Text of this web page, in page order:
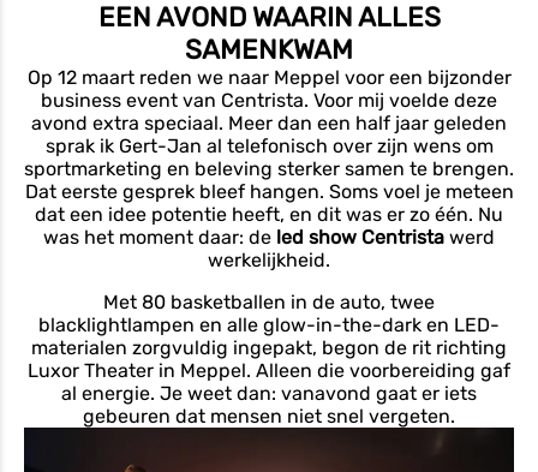
EEN AVOND WAARIN ALLES
SAMENKWAM
Op 12 maart reden we naar Meppel voor een bijzonder
business event van Centrista. Voor mij voelde deze
avond extra speciaal. Meer dan een half jaar geleden
sprak ik Gert-Jan al telefonisch over zijn wens om
sportmarketing en beleving sterker samen te brengen.
Dat eerste gesprek bleef hangen. Soms voel je meteen
dat een idee potentie heeft, en dit was er zo één. Nu
was het moment daar: de led show Centrista werd
werkelijkheid.
Met 80 basketballen in de auto, twee
blacklightlampen en alle glow-in-the-dark en LED-
materialen zorgvuldig ingepakt, begon de rit richting
Luxor Theater in Meppel. Alleen die voorbereiding gaf
al energie. Je weet dan: vanavond gaat er iets
gebeuren dat mensen niet snel vergeten.